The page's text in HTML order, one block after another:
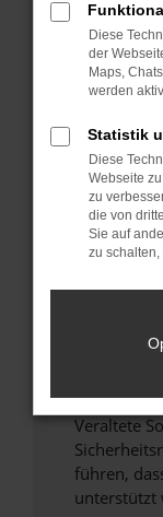
Laden
Manche
können
anderen
Fenster?
Das kann
Probleme
Stelle
sind.
Veraltete
führen,
unterstützt
Diese
der
Maps,
werden
Statistik
Diese
Webseite
zu
die von
Sie auf
zu